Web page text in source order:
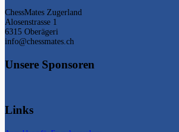
ChessMates Zugerland
Alosenstrasse 1
6315 Oberägeri
info@chessmates.ch
Unsere Sponsoren
Links